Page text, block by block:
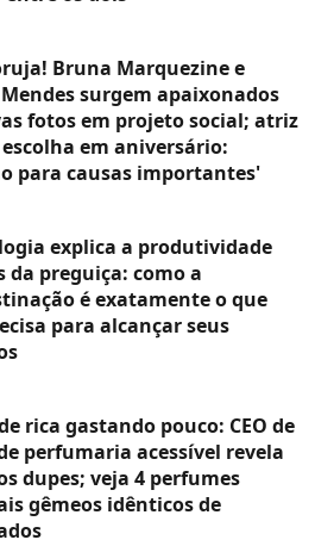
Bruna Marquezine e
surgem apaixonados
fotos em projeto social; atriz
em aniversário:
para causas importantes'
explica a produtividade
da preguiça: como a
é exatamente o que
para alcançar seus
rica gastando pouco: CEO de
perfumaria acessível revela
dupes; veja 4 perfumes
gêmeos idênticos de